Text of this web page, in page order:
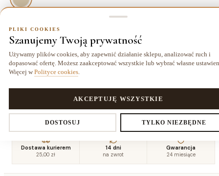
ROZMIAR: 80x150 cm
80x150 cm
104,00 zł
120x170 cm
175,50 zł
140x190 cm
227,50 zł
160x220
cm
180x270
200x290
cm
Dostawa kurierem
25,00 zł
14 dni
na zwrot
Gwarancja
24 miesiące
PLIKI COOKIES
Szanujemy Twoją prywatność
Używamy plików cookies, aby zapewnić działanie sklepu, analizować ruch i
dopasować ofertę. Możesz zaakceptować wszystkie lub wybrać własne
Więcej w Polityce cookies
DOSTOSUJ TYLKO NIEZBĘDNE
AKCEPTUJĘ WSZYSTKIE
Ustawienia prywatności
Decydujesz, które dane zbieramy. Niezbędne pliki cookies są